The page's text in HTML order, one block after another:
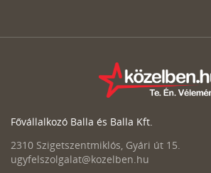
Fővállalkozó Balla és Balla Kft.
2310 Szigetszentmiklós, Gyári út 15.
ugyfelszolgalat@kozelben.hu